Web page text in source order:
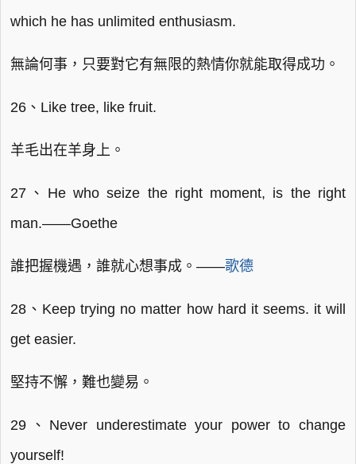
which he has unlimited enthusiasm.
無論何事，只要對它有無限的熱情你就能取得成功。
26、Like tree, like fruit.
羊毛出在羊身上。
27、He who seize the right moment, is the right
man.——Goethe
誰把握機遇，誰就心想事成。——歌德
28、Keep trying no matter how hard it seems. it will
get easier.
堅持不懈，難也變易。
29、Never underestimate your power to change
yourself!